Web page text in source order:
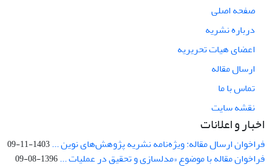
صفحه اصلی
درباره نشریه
اعضای هیات تحریریه
ارسال مقاله
تماس با ما
نقشه سایت
اخبار و اعلانات
فراخوان ارسال مقاله: ویژه‌نامه نشریه پژوهش‌های نوین ...1403-11-09
فراخوان مقاله با موضوع «مدلسازی و تحقیق در عملیات ...1396-08-09